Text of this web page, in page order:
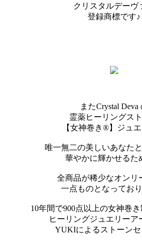
クリスタルデーヴ
登録商標です♪
またCrystal Deva
霊薬ヒーリングス
【女神巻き®】ジュ
唯一無二の美しいあなた
華やかに輝かせるた
全商品が稀少なオンリ
一点ものとなってお
10年間で900点以上の女神巻
ヒーリングジュエリーア
YUKIによるストーンセ